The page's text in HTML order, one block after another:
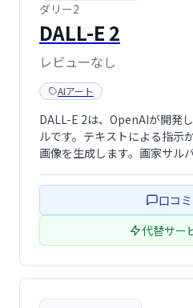
ダリー2
DALL-E 2
レビューなし
AIアート
DALL-E 2は、OpenAIが開発
ルです。テキストによる指示
画像を生成します。画家サル
性を刺激し、新たな表現の可
口コ
代替サー